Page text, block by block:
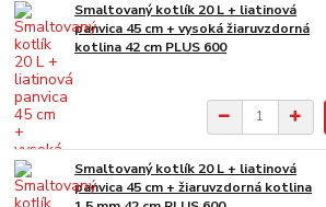
Smaltovaný kotlík 20 L + liatinová
panvica 45 cm + vysoká žiaruvzdorná
kotlina 42 cm PLUS 600
Smaltovaný kotlík 20 L + liatinová
panvica 45 cm + žiaruvzdorná kotlina